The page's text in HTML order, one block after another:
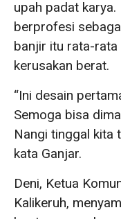
upah padat
berprofesi
banjir itu rata-rata
kerusakan berat.
“Ini desain
Semoga bisa
Nangi tinggal kita
kata Ganjar.
Deni, Ketua
Kalikeruh,